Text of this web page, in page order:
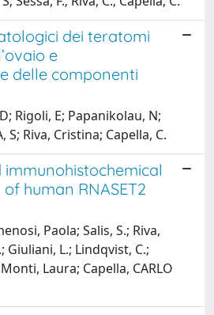
dei teratomi
e
delle componenti
Rigoli, E; Papanikolau, N;
S; Riva, Cristina; Capella, C.
human RNASET2
Paola; Salis, S.; Riva,
Giuliani, L.; Lindqvist, C.;
Laura; Capella, CARLO